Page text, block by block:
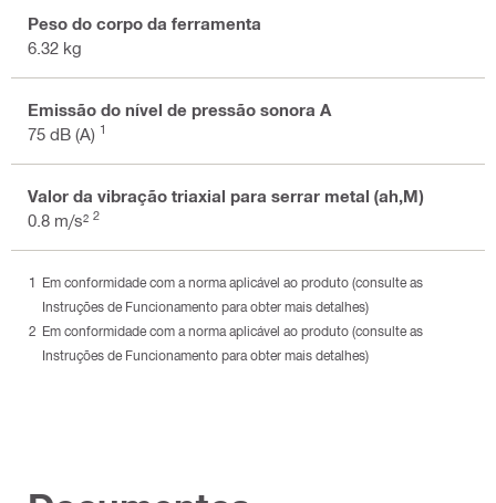
Peso do corpo da ferramenta
6.32 kg
Emissão do nível de pressão sonora A
75 dB (A) 1
Valor da vibração triaxial para serrar metal (ah,M)
0.8 m/s² 2
Em conformidade com a norma aplicável ao produto (consulte as
Instruções de Funcionamento para obter mais detalhes)
Em conformidade com a norma aplicável ao produto (consulte as
Instruções de Funcionamento para obter mais detalhes)